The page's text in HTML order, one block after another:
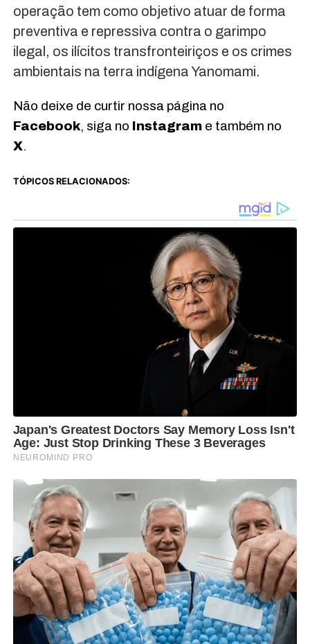
operação tem como objetivo atuar de forma
preventiva e repressiva contra o garimpo
ilegal, os ilícitos transfronteiriços e os crimes
ambientais na terra indígena Yanomami.
Não deixe de curtir nossa página no
Facebook, siga no Instagrame também no
X.
TÓPICOS RELACIONADOS: